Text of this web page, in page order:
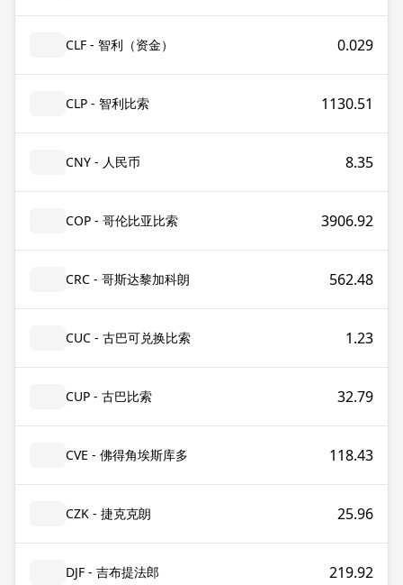
CLF - 智利（资金） 0.029
CLP - 智利比索 1130.51
CNY - 人民币 8.35
COP - 哥伦比亚比索 3906.92
CRC - 哥斯达黎加科朗 562.48
CUC - 古巴可兑换比索 1.23
CUP - 古巴比索 32.79
CVE - 佛得角埃斯库多 118.43
CZK - 捷克克朗 25.96
DJF - 吉布提法郎 219.92